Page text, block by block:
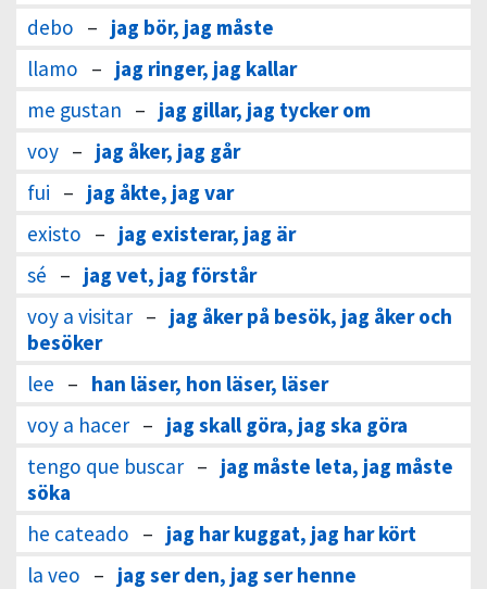
debo – jag bör, jag måste
llamo – jag ringer, jag kallar
me gustan – jag gillar, jag tycker om
voy – jag åker, jag går
fui – jag åkte, jag var
existo – jag existerar, jag är
sé – jag vet, jag förstår
voy a visitar – jag åker på besök, jag åker och
besöker
lee – han läser, hon läser, läser
voy a hacer – jag skall göra, jag ska göra
tengo que buscar – jag måste leta, jag måste
söka
he cateado – jag har kuggat, jag har kört
la veo – jag ser den, jag ser henne